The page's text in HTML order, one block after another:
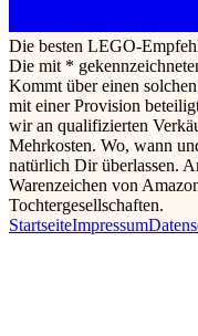
Die besten LEGO-
Die mit *
Kommt über einen
mit einer Provision
wir an qualifizierten
Mehrkosten. Wo, wann
natürlich Dir überlassen.
Warenzeichen von
Tochtergesellschaften.
StartseiteImpressum